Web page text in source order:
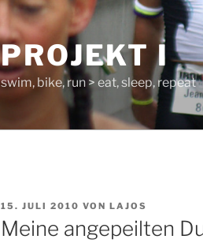
PROJEKT I
swim, bike, run > eat, sleep, repeat
VERÖFFENTLICHT
AM
15. JULI 2010 VON LAJOS
Meine angepeilten